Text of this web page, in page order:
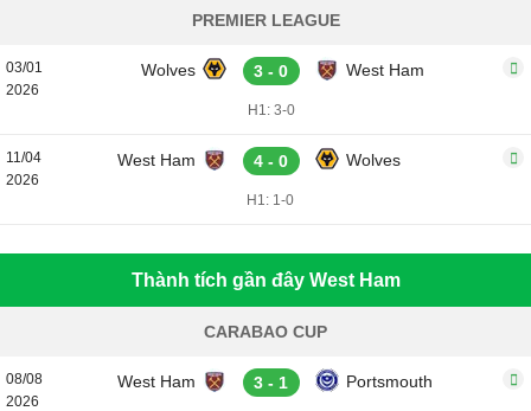
PREMIER LEAGUE
03/01
2026
Wolves 3 - 0 West Ham
H1: 3-0
11/04
2026
West Ham 4 - 0 Wolves
H1: 1-0
Thành tích gần đây West Ham
CARABAO CUP
08/08
2026
West Ham 3 - 1 Portsmouth